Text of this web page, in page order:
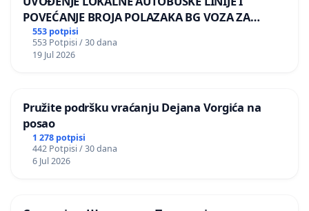
POVEĆANJE BROJA POLAZAKA BG VOZA ZA
NASELJA LEVE OBALE DUNAVA
553 potpisi
553 Potpisi / 30 dana
19 Jul 2026
Pružite podršku vraćanju Dejana Vorgića na
posao
1 278 potpisi
442 Potpisi / 30 dana
6 Jul 2026